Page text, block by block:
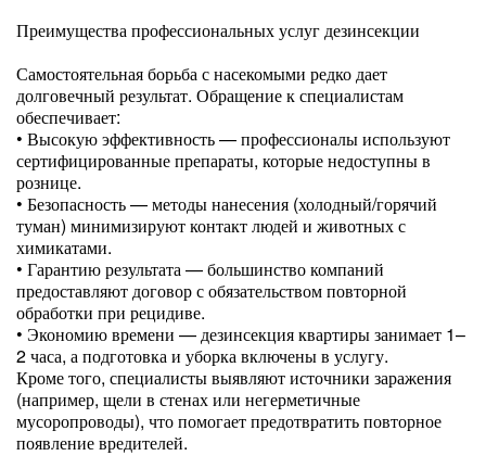
Преимущества профессиональных услуг дезинсекции
Самостоятельная борьба с насекомыми редко дает
долговечный результат. Обращение к специалистам
обеспечивает:
• Высокую эффективность — профессионалы используют
сертифицированные препараты, которые недоступны в
рознице.
• Безопасность — методы нанесения (холодный/горячий
туман) минимизируют контакт людей и животных с
химикатами.
• Гарантию результата — большинство компаний
предоставляют договор с обязательством повторной
обработки при рецидиве.
• Экономию времени — дезинсекция квартиры занимает 1–
2 часа, а подготовка и уборка включены в услугу.
Кроме того, специалисты выявляют источники заражения
(например, щели в стенах или негерметичные
мусоропроводы), что помогает предотвратить повторное
появление вредителей.